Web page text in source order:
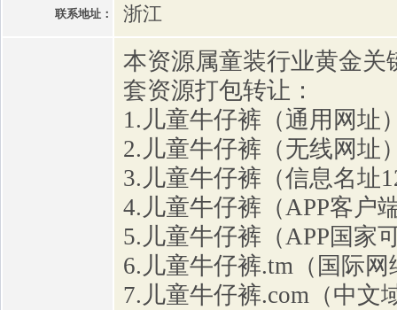
联系地址： 浙江
本资源属童装行业黄金关
套资源打包转让：
1.儿童牛仔裤（通用网址
2.儿童牛仔裤（无线网址
3.儿童牛仔裤（信息名址
4.儿童牛仔裤（APP客户
5.儿童牛仔裤（APP国家
6.儿童牛仔裤.tm（国际网
7.儿童牛仔裤.com（中文